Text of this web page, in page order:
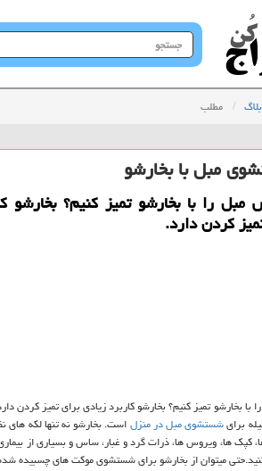
جستجو
در
بلاگ مطلب
مبل با بخارشو
را با بخارشو تمیز كنیم؟ بخارشو
كردن دارد.
بخارشو تمیز کنیم؟ بخارشو کاربرد زیادی برای تمیز
برایشستشوی مبل در منزلاست. بخارشو نه تنها لکه های
کپک ها، ویروس ها، ذرات گرد و غبار، ساس و بسیاری از
کنید.حتی میتوان از بخارشو برای شستشوی موکت های چسبیده